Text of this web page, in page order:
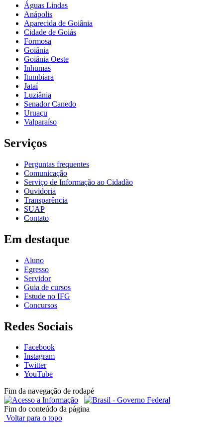
Águas Lindas
Anápolis
Aparecida de Goiânia
Cidade de Goiás
Formosa
Goiânia
Goiânia Oeste
Inhumas
Itumbiara
Jataí
Luziânia
Senador Canedo
Uruaçu
Valparaíso
Serviços
Perguntas frequentes
Comunicação
Serviço de Informação ao Cidadão
Ouvidoria
Transparência
SUAP
Contato
Em destaque
Aluno
Egresso
Servidor
Guia de cursos
Estude no IFG
Concursos
Redes Sociais
Facebook
Instagram
Twitter
YouTube
Fim da navegação de rodapé
Fim do conteúdo da página
Voltar para o topo